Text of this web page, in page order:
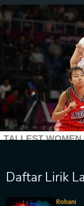
Daftar Lirik
Rohani